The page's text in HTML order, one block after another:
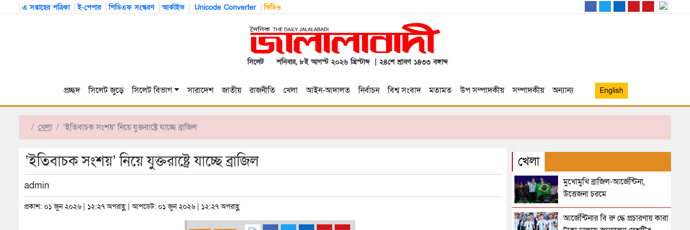
এ সপ্তাহের পত্রিকা ই-পেপার পিডিএফ সংস্করণ আর্কাইভ Unicode Converter ভিডিও
সিলেট শনিবার, ৮ই আগস্ট ২০২৬ খ্রিস্টাব্দ | ২৪শে শ্রাবণ ১৪৩৩ বঙ্গাব্দ
প্রচ্ছদ সিলেট জুড়ে সিলেট বিভাগ সারাদেশ জাতীয় রাজনীতি খেলা আইন-আদালত নির্বাচন বিশ্ব সংবাদ মতামত উপ সম্পাদকীয় সম্পাদকীয় অন্যান্য English
খেলা ‘ইতিবাচক সংশয়’ নিয়ে যুক্তরাষ্ট্রে যাচ্ছে ব্রাজিল
‘ইতিবাচক সংশয়’ নিয়ে যুক্তরাষ্ট্রে যাচ্ছে ব্রাজিল
admin
প্রকাশ: ০১ জুন ২০২৬ | ১২:২৭ অপরাহ্ণ | আপডেট: ০১ জুন ২০২৬ | ১২:২৭ অপরাহ্ণ
খেলা
মুখোমুখি ব্রাজিল-আর্জেন্টিনা,
উত্তেজনা চরমে
আর্জেন্টিনার বি রু দ্ধে প্রচারণায় কারা